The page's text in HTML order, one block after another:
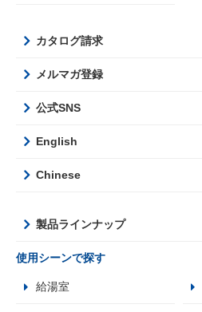
カタログ請求
メルマガ登録
公式SNS
English
Chinese
製品ラインナップ
使用シーンで探す
給湯室